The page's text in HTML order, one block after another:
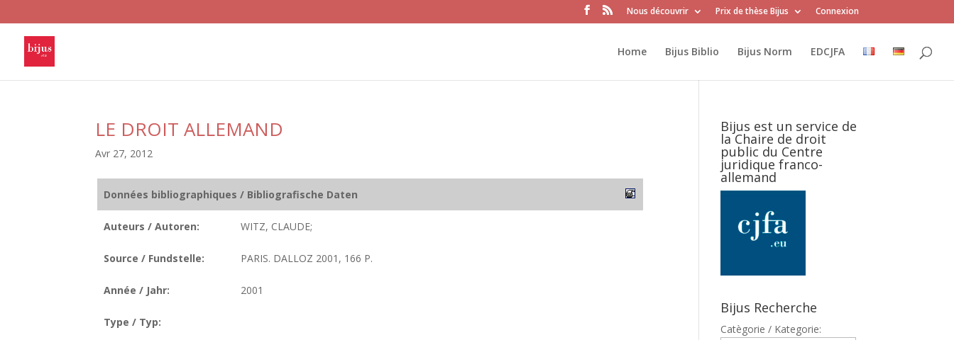
Nous découvrir Prix de thèse Bijus Connexion
Home Bijus Biblio Bijus Norm EDCJFA
LE DROIT ALLEMAND
Avr 27, 2012
Données bibliographiques / Bibliografische Daten
Auteurs / Autoren: WITZ, CLAUDE;
Source / Fundstelle: PARIS. DALLOZ 2001, 166 P.
Année / Jahr: 2001
Type / Typ:
Bijus est un service de
la Chaire de droit
public du Centre
juridique franco-
allemand
Bijus Recherche
Catègorie / Kategorie: